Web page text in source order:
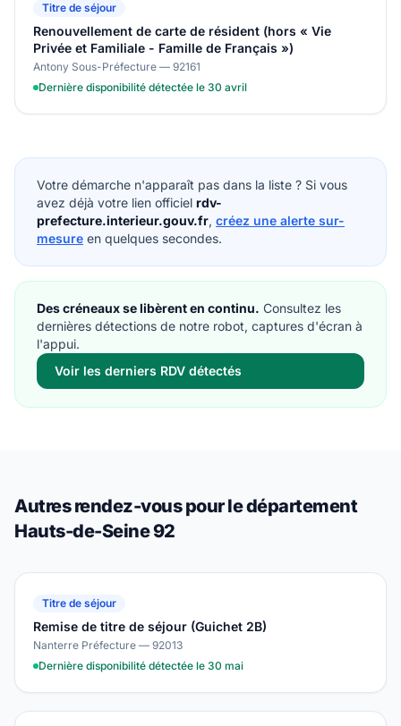
Titre de séjour
Renouvellement de carte de résident (hors « Vie
Privée et Familiale - Famille de Français »)
Antony Sous-Préfecture — 92161
Dernière disponibilité détectée le 30 avril
Votre démarche n'apparaît pas dans la liste ? Si vous
avez déjà votre lien officiel rdv-
prefecture.interieur.gouv.fr, créez une alerte sur-
mesure en quelques secondes.
Des créneaux se libèrent en continu. Consultez les
dernières détections de notre robot, captures d'écran à
l'appui.
Voir les derniers RDV détectés
Autres rendez-vous pour le département
Hauts-de-Seine 92
Titre de séjour
Remise de titre de séjour (Guichet 2B)
Nanterre Préfecture — 92013
Dernière disponibilité détectée le 30 mai